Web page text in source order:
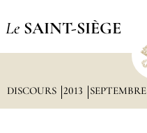
Le SAINT-SIÈGE
DISCOURS 2013 SEPTEMBRE